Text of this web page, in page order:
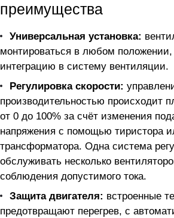
преимущества
Универсальная установка:
монтироваться в любом положении,
интеграцию в систему вентиляции.
Регулировка скорости:
производительностью происходит
от 0 до 100% за счёт изменения
напряжения с помощью тиристора
трансформатора. Одна система
обслуживать несколько
соблюдения допустимого тока.
Защита двигателя: встроенные
предотвращают перегрев, с